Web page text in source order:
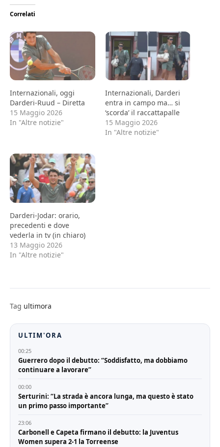
Correlati
Internazionali, oggi
Darderi-Ruud – Diretta
15 Maggio 2026
In "Altre notizie"
Internazionali, Darderi
entra in campo ma… si
‘scorda’ il raccattapalle
15 Maggio 2026
In "Altre notizie"
Darderi-Jodar: orario,
precedenti e dove
vederla in tv (in chiaro)
13 Maggio 2026
In "Altre notizie"
Tag ultimora
ULTIM'ORA
00:25
Guerrero dopo il debutto: “Soddisfatto, ma dobbiamo
continuare a lavorare”
00:00
Serturini: “La strada è ancora lunga, ma questo è stato
un primo passo importante”
23:06
Carbonell e Capeta firmano il debutto: la Juventus
Women supera 2-1 la Torreense